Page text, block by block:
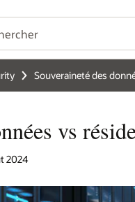
Souveraineté des
vs
2024